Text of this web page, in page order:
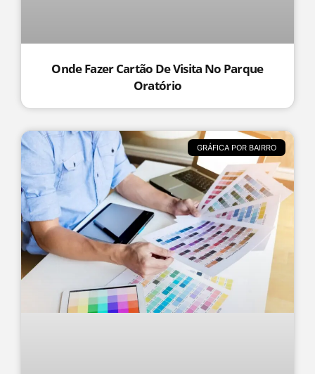
Onde Fazer Cartão De Visita No Parque
Oratório
GRÁFICA POR BAIRRO